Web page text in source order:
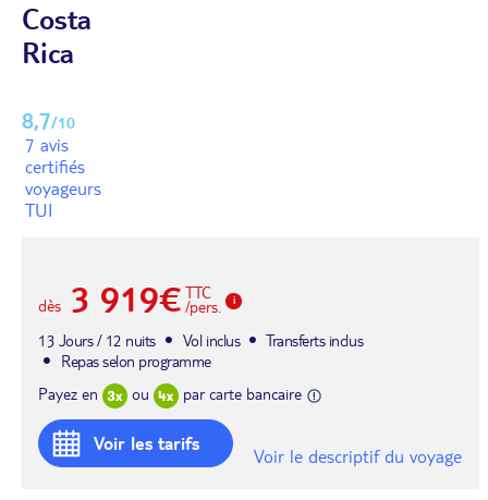
Costa
Rica
8,7/10
7 avis
certifiés
voyageurs
TUI
dès 3 919€ TTC
/pers.
13 Jours / 12 nuits
Vol inclus
Transferts inclus
Repas selon programme
Payez en
ou par carte bancaire
Voir les tarifs
Voir le descriptif du voyage